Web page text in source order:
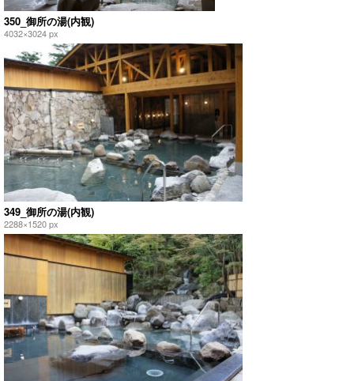
350_御所の湯(内観)
4032×3024 px
349_御所の湯(内観)
2288×1520 px